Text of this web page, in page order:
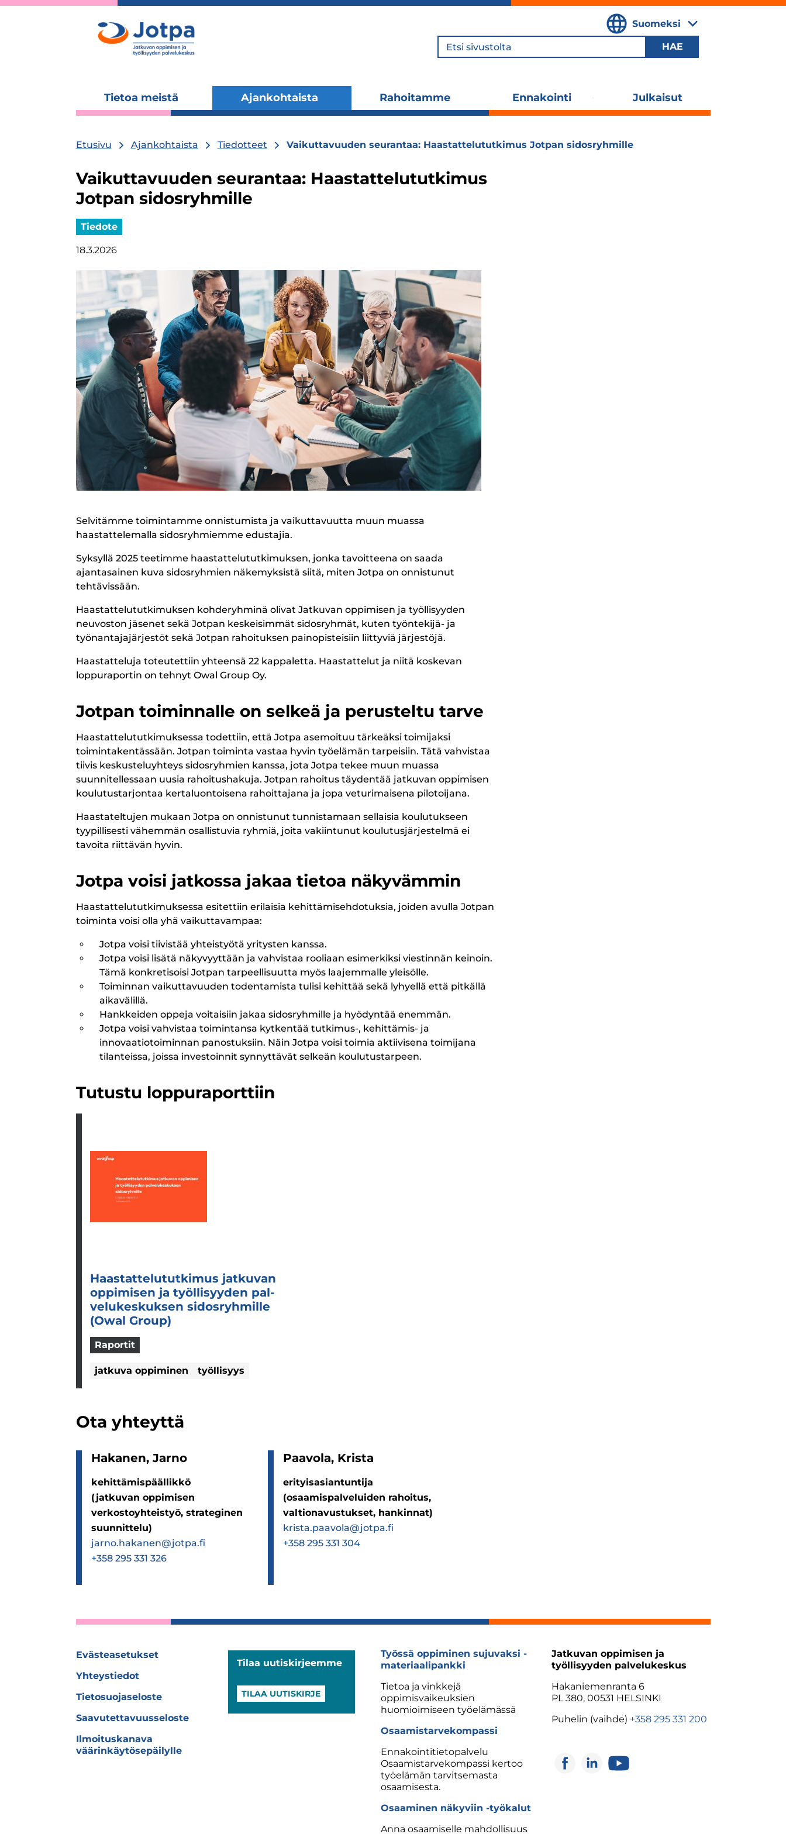
Suomeksi
Hae
Tietoa meistä
alavalikko
Ajankohtaista
alavalikko
Rahoitamme
alavalikko
Ennakointi
alavalikko
Julkaisut
Etusivu Ajankohtaista Tiedotteet Vaikuttavuuden seurantaa: Haastattelututkimus Jotpan sidosryhmille
Vaikuttavuuden seurantaa: Haastattelututkimus
Jotpan sidosryhmille
Tiedote
18.3.2026
Selvitämme toimintamme onnistumista ja vaikuttavuutta muun muassa
haastattelemalla sidosryhmiemme edustajia.
Syksyllä 2025 teetimme haastattelututkimuksen, jonka tavoitteena on saada
ajantasainen kuva sidosryhmien näkemyksistä siitä, miten Jotpa on onnistunut
tehtävissään.
Haastattelututkimuksen kohderyhminä olivat Jatkuvan oppimisen ja työllisyyden
neuvoston jäsenet sekä Jotpan keskeisimmät sidosryhmät, kuten työntekijä- ja
työnantajajärjestöt sekä Jotpan rahoituksen painopisteisiin liittyviä järjestöjä.
Haastatteluja toteutettiin yhteensä 22 kappaletta. Haastattelut ja niitä koskevan
loppuraportin on tehnyt Owal Group Oy.
Jotpan toiminnalle on selkeä ja perusteltu tarve
Haastattelututkimuksessa todettiin, että Jotpa asemoituu tärkeäksi toimijaksi
toimintakentässään. Jotpan toiminta vastaa hyvin työelämän tarpeisiin. Tätä vahvistaa
tiivis keskusteluyhteys sidosryhmien kanssa, jota Jotpa tekee muun muassa
suunnitellessaan uusia rahoitushakuja. Jotpan rahoitus täydentää jatkuvan oppimisen
koulutustarjontaa kertaluontoisena rahoittajana ja jopa veturimaisena pilotoijana.
Haastateltujen mukaan Jotpa on onnistunut tunnistamaan sellaisia koulutukseen
tyypillisesti vähemmän osallistuvia ryhmiä, joita vakiintunut koulutusjärjestelmä ei
tavoita riittävän hyvin.
Jotpa voisi jatkossa jakaa tietoa näkyvämmin
Haastattelututkimuksessa esitettiin erilaisia kehittämisehdotuksia, joiden avulla Jotpan
toiminta voisi olla yhä vaikuttavampaa:
Jotpa voisi tiivistää yhteistyötä yritysten kanssa.
Jotpa voisi lisätä näkyvyyttään ja vahvistaa rooliaan esimerkiksi viestinnän keinoin.
Tämä konkretisoisi Jotpan tarpeellisuutta myös laajemmalle yleisölle.
Toiminnan vaikuttavuuden todentamista tulisi kehittää sekä lyhyellä että pitkällä
aikavälillä.
Hankkeiden oppeja voitaisiin jakaa sidosryhmille ja hyödyntää enemmän.
Jotpa voisi vahvistaa toimintansa kytkentää tutkimus-, kehittämis- ja
innovaatiotoiminnan panostuksiin. Näin Jotpa voisi toimia aktiivisena toimijana
tilanteissa, joissa investoinnit synnyttävät selkeän koulutustarpeen.
Tutustu loppuraporttiin
Haas­tat­te­lu­tut­ki­mus jat­ku­van
oppi­mi­sen ja työl­li­syy­den pal­
ve­lu­kes­kuk­sen sidos­ryh­mille
(Owal Group)
Raportit
jatkuva oppiminen työllisyys
Ota yhteyttä
Haka­nen, Jarno
kehittämispäällikkö
(jatkuvan oppimisen
verkostoyhteistyö, strateginen
suunnittelu)
jarno.hakanen@jotpa.fi
+358 295 331 326
Paa­vola, Krista
erityisasiantuntija
(osaamispalveluiden rahoitus,
valtionavustukset, hankinnat)
krista.paavola@jotpa.fi
+358 295 331 304
Evästeasetukset
Yhteystiedot
Tietosuojaseloste
Saavutettavuusseloste
Ilmoituskanava
väärinkäytösepäilylle
Tilaa uutiskirjeemme
TILAA UUTISKIRJE
Työssä oppiminen sujuvaksi -
materiaalipankki
Tietoa ja vinkkejä
oppimisvaikeuksien
huomioimiseen työelämässä
Osaamistarvekompassi
Ennakointitietopalvelu
Osaamistarvekompassi kertoo
työelämän tarvitsemasta
osaamisesta.
Osaaminen näkyviin -työkalut
Anna osaamiselle mahdollisuus
Jatkuvan oppimisen ja
työllisyyden palvelukeskus
Hakaniemenranta 6
PL 380, 00531 HELSINKI
Puhelin (vaihde) +358 295 331 200